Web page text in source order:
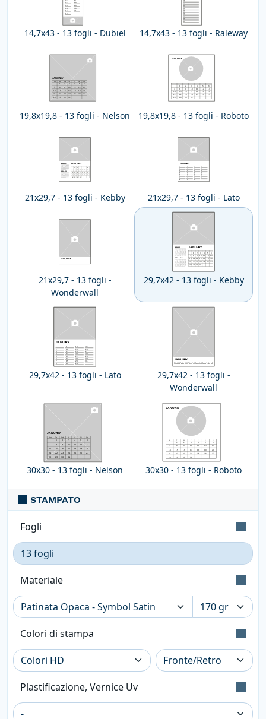
14,7x43 - 13 fogli - Dubiel 14,7x43 - 13 fogli - Raleway
19,8x19,8 - 13 fogli - Nelson 19,8x19,8 - 13 fogli - Roboto
21x29,7 - 13 fogli - Kebby 21x29,7 - 13 fogli - Lato
21x29,7 - 13 fogli -
Wonderwall
29,7x42 - 13 fogli - Kebby
29,7x42 - 13 fogli - Lato
29,7x42 - 13 fogli -
Wonderwall
30x30 - 13 fogli - Nelson 30x30 - 13 fogli - Roboto
STAMPATO
Fogli
Indica il numero di fogli da stampare. Ogni foglio
contiene 2 pagine (facciate): la prima sul fronte; la
Materiale
Colore: Bianco Polare (Iso: 121) - Tatto:
Liscio - Certificazione: Fsc
Superficie liscia su entrambi i lati con
finitura opaca. Produttore: Fedrigoni
Colori di stampa
Stampa a colori con metodo CMYK High
Definition (2400dpi). Eventuali pantoni
lasciati nel file saranno convertiti
automaticamente.
Plastificazione, Vernice Uv
Nobilita e proteggi il tuo prodotto aggiungendo la